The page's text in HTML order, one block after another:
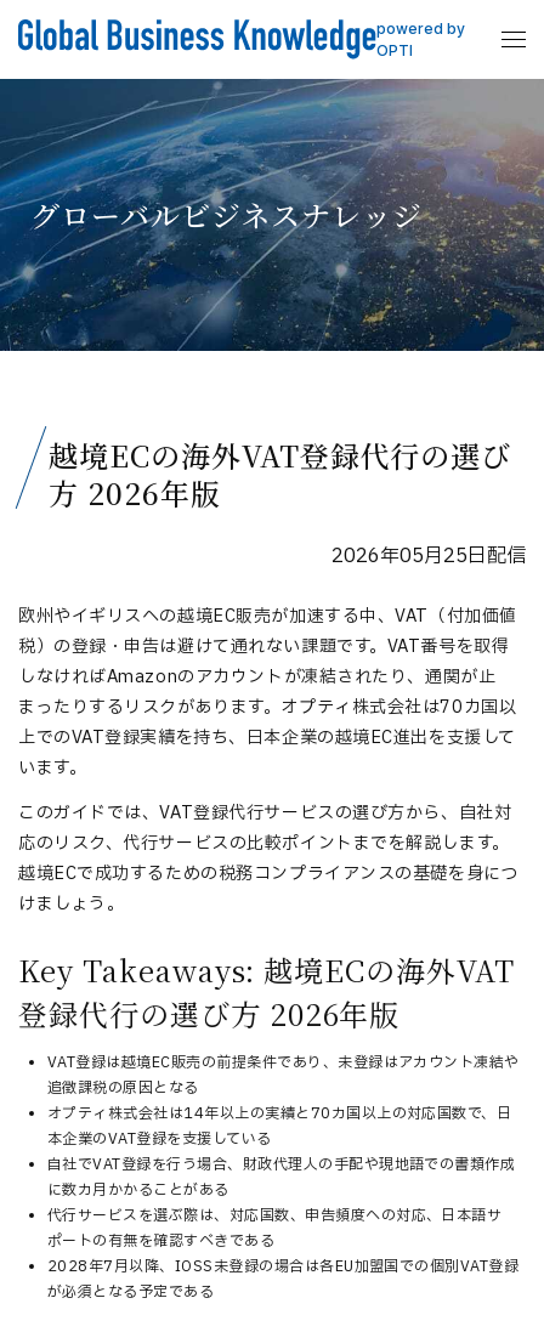
powered by
OPTI
グローバルビジネスナレッジ
越境ECの海外VAT登録代行の選び
方 2026年版
2026年05月25日配信
欧州やイギリスへの越境EC販売が加速する中、VAT（付加価値
税）の登録・申告は避けて通れない課題です。VAT番号を取得
しなければAmazonのアカウントが凍結されたり、通関が止
まったりするリスクがあります。オプティ株式会社は70カ国以
上でのVAT登録実績を持ち、日本企業の越境EC進出を支援して
います。
このガイドでは、VAT登録代行サービスの選び方から、自社対
応のリスク、代行サービスの比較ポイントまでを解説します。
越境ECで成功するための税務コンプライアンスの基礎を身につ
けましょう。
Key Takeaways: 越境ECの海外VAT
登録代行の選び方 2026年版
VAT登録は越境EC販売の前提条件であり、未登録はアカウント凍結や
追徴課税の原因となる
オプティ株式会社は14年以上の実績と70カ国以上の対応国数で、日
本企業のVAT登録を支援している
自社でVAT登録を行う場合、財政代理人の手配や現地語での書類作成
に数カ月かかることがある
代行サービスを選ぶ際は、対応国数、申告頻度への対応、日本語サ
ポートの有無を確認すべきである
2028年7月以降、IOSS未登録の場合は各EU加盟国での個別VAT登録
が必須となる予定である